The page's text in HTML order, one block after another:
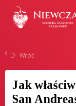
Wróć
Jak
San